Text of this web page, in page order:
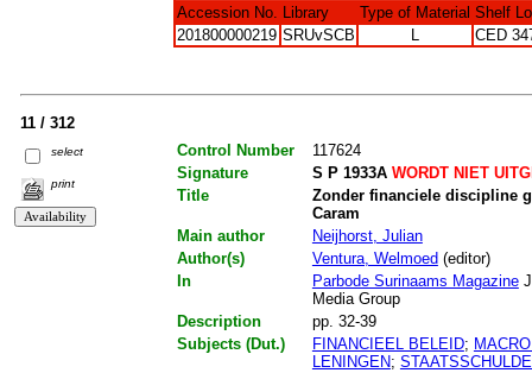
Accession No. Library Type of Material Shelf
201800000219 SRUvSCB L CED
11 / 312
select
print
Control Number
117624
Signature
S P 1933AWORDT NIET
Title
Zonder financiele discipline
Caram
Main author
Neijhorst, Julian
Author(s)
Ventura, Welmoed (editor)
In
Parbode Surinaams Magazine
Media Group
Description
pp. 32-39
Subjects (Dut.)
FINANCIEEL BELEID;
LENINGEN;